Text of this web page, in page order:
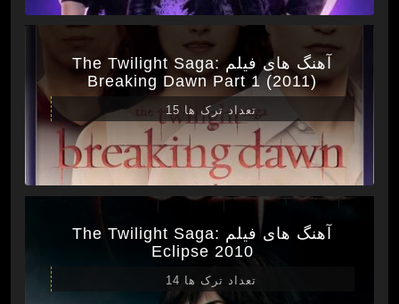
آهنگ های فیلم The Twilight Saga:
Breaking Dawn Part 1 (2011)
تعداد ترک ها 15
آهنگ های فیلم The Twilight Saga:
Eclipse 2010
تعداد ترک ها 14